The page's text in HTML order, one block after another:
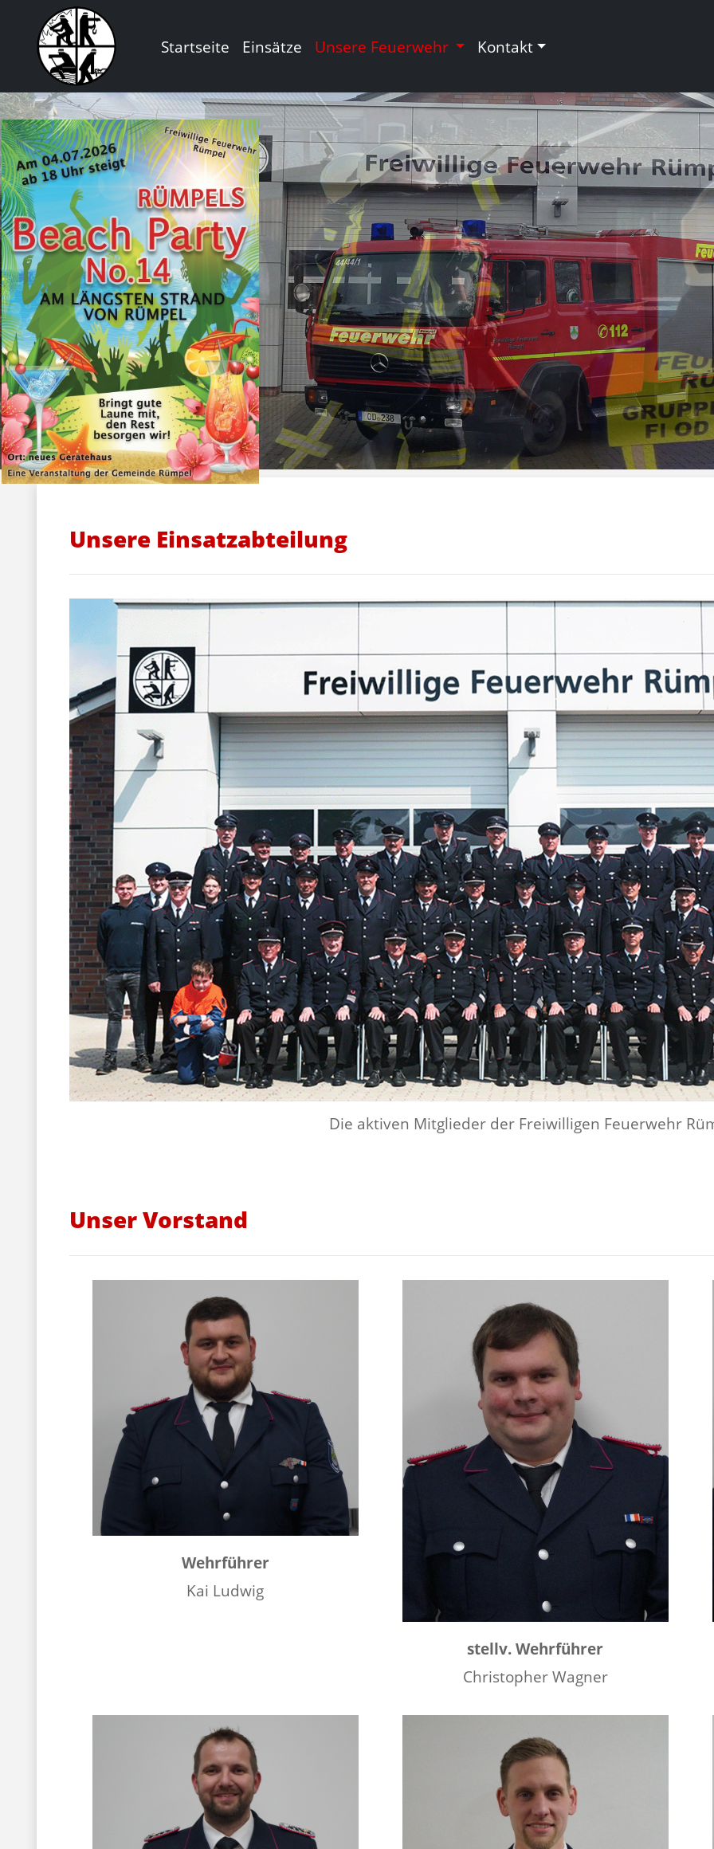
Startseite Einsätze Unsere Feuerwehr Kontakt
Unsere Einsatzabteilung
Die aktiven Mitglieder der Freiwilligen Feuerwehr
Unser Vorstand
Wehrführer
Kai Ludwig
stellv. Wehrführer
Christopher Wagner